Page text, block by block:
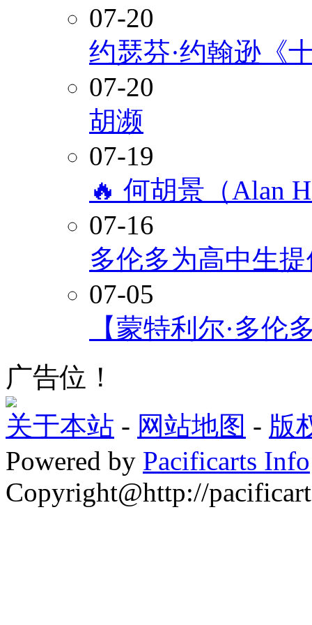
07-20
约瑟芬·约翰逊《
07-20
胡濒
07-19
🔥 何胡景（Alan
07-16
多伦多为高中生
07-05
【蒙特利尔·多伦
广告位！
关于本站 - 网站地图 - 版
Powered by Pacificarts Info
Copyright@http://